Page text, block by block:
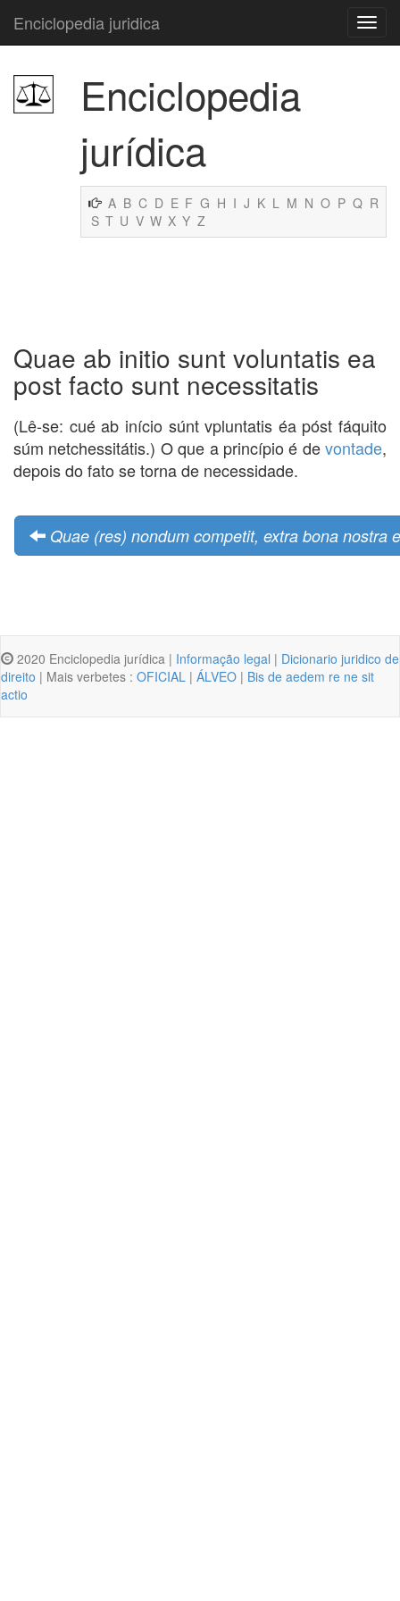
Enciclopedia juridica
Enciclopedia
jurídica
A B C D E F G H I J K L M N O P Q R
S T U V W X Y Z
Quae ab initio sunt voluntatis ea
post facto sunt necessitatis
(Lê-se: cué ab início súnt vpluntatis éa póst fáquito
súm netchessitátis.) O que a princípio é devontade,
depois do fato se torna de necessidade.
Quae (res) nondum competit, extra bona nostra
2020 Enciclopedia jurídica | Informação legal | Dicionario juridico de
direito | Mais verbetes : OFICIAL | ÁLVEO | Bis de aedem re ne sit
actio